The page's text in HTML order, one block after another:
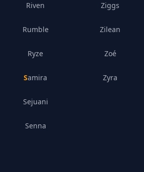
Riven
Rumble
Ryze
Samira
Sejuani
Senna
Ziggs
Zilean
Zoé
Zyra